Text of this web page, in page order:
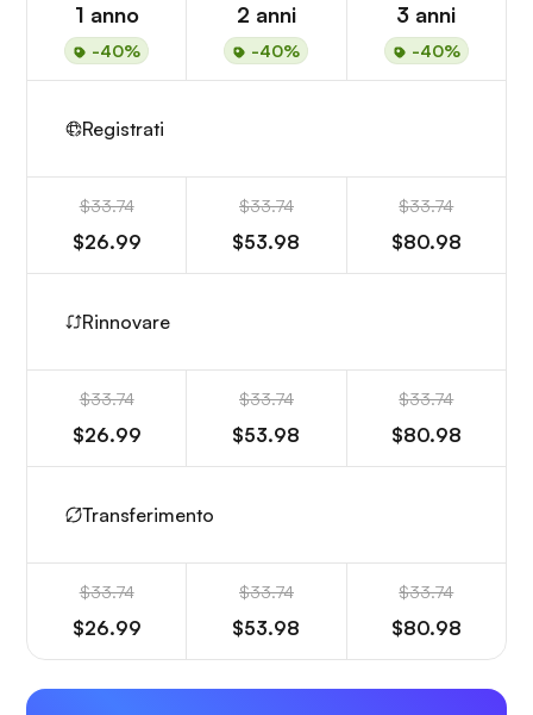
1 anno
-40%
2 anni
-40%
3 anni
-40%
Registrati
$33.74
$26.99
$33.74
$53.98
$33.74
$80.98
Rinnovare
$33.74
$26.99
$33.74
$53.98
$33.74
$80.98
Transferimento
$33.74
$26.99
$33.74
$53.98
$33.74
$80.98